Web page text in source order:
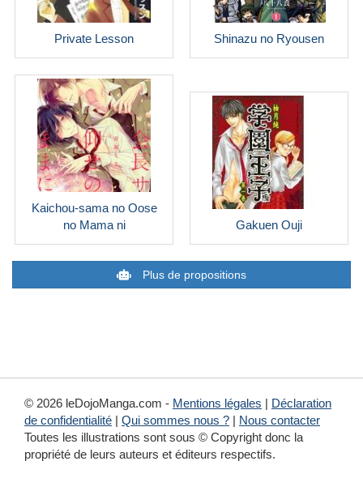
Private Lesson Shinazu no Ryousen
Kaichou-sama no Oose
no Mama ni
Gakuen Ouji
Plus de propositions
© 2026 leDojoManga.com - Mentions légales | Déclaration
de confidentialité | Qui sommes nous ? | Nous contacter
Toutes les illustrations sont sous © Copyright donc la
propriété de leurs auteurs et éditeurs respectifs.